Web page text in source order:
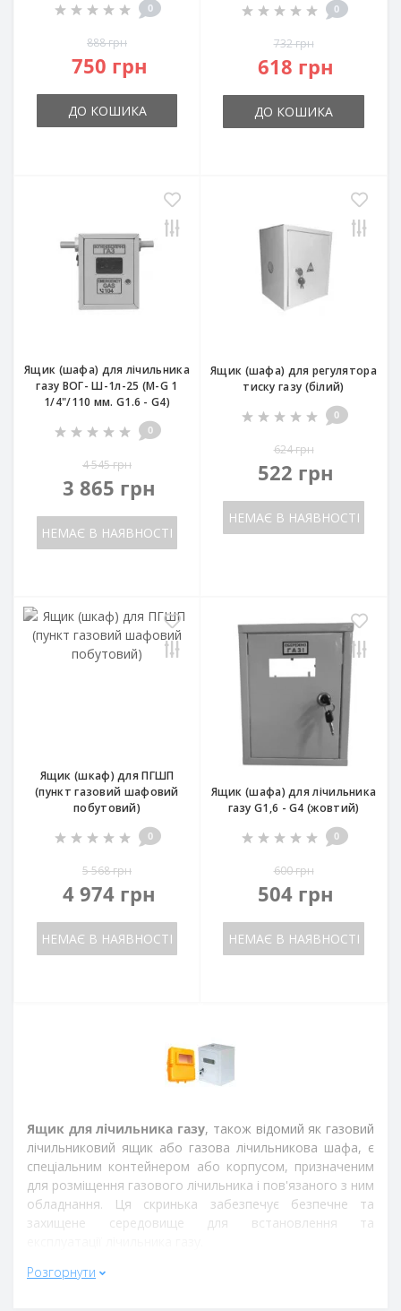
0
888 грн
750 грн
ДО КОШИКА
0
732 грн
618 грн
ДО КОШИКА
Ящик (шафа) для лічильника
газу ВОГ- Ш-1л-25 (М-G 1
1/4"/110 мм. G1.6 - G4)
0
4 545 грн
3 865 грн
НЕМАЄ В НАЯВНОСТІ
Ящик (шафа) для регулятора
тиску газу (білий)
0
624 грн
522 грн
НЕМАЄ В НАЯВНОСТІ
Ящик (шкаф) для ПГШП
(пункт газовий шафовий
побутовий)
0
5 568 грн
4 974 грн
НЕМАЄ В НАЯВНОСТІ
Ящик (шафа) для лічильника
газу G1,6 - G4 (жовтий)
0
600 грн
504 грн
НЕМАЄ В НАЯВНОСТІ
Ящик для лічильника газу, також відомий як газовий
лічильниковий ящик або газова лічильникова шафа, є
спеціальним контейнером або корпусом, призначеним
для розміщення газового лічильника і пов'язаного з ним
обладнання. Ця скринька забезпечує безпечне та
захищене середовище для встановлення та
Головна мета
Розгорнути